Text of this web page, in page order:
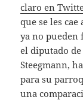
claro en
que se les
ya no pueden
el diputado
Steegmann,
para su
una